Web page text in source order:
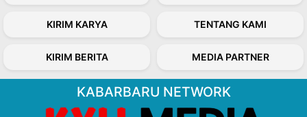
KIRIM KARYA TENTANG KAMI
KIRIM BERITA MEDIA PARTNER
KABARBARU NETWORK